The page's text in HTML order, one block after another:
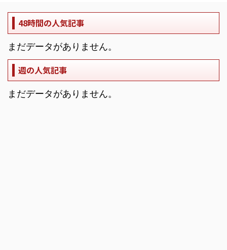
48時間の人気記事
まだデータがありません。
週の人気記事
まだデータがありません。